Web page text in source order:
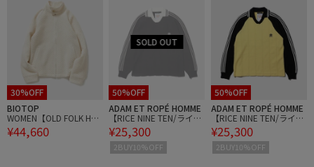
30%OFF
BIOTOP
WOMEN【OLD FOLK HO
USE】Rope Jacket
¥44,660
50%OFF
ADAM ET ROPÉ HOMME
【RICE NINE TEN/ライス
ナイン テン】KNITTED G
OALEE SWEATER
¥25,300
2BUY10%OFF
50%OFF
ADAM ET ROPÉ HOMME
【RICE NINE TEN/ライス
ナイン テン】KNITTED G
OALEE SWEATER
¥25,300
2BUY10%OFF